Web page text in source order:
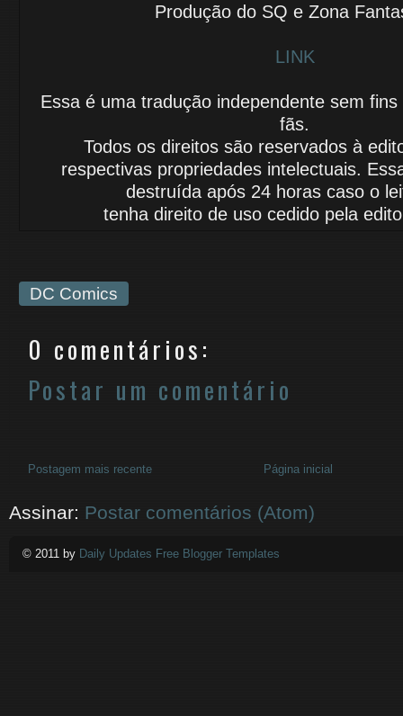
Produção do SQ e Zona
LINK
Essa é uma tradução independente sem
fãs.
Todos os direitos são reservados à
respectivas propriedades intelectuais.
destruída após 24 horas caso o
tenha direito de uso cedido pela
DC Comics
0 comentários:
Postar um comentário
Postagem mais recente Página inicial
Assinar: Postar comentários (Atom)
© 2011 by Daily Updates Free Blogger Templates